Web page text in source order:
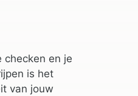
checken en je
is het
van jouw